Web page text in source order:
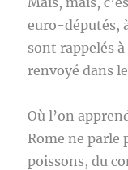
euro-députés,
sont rappelés
renvoyé dans
Où l’on
Rome ne parle
poissons, du